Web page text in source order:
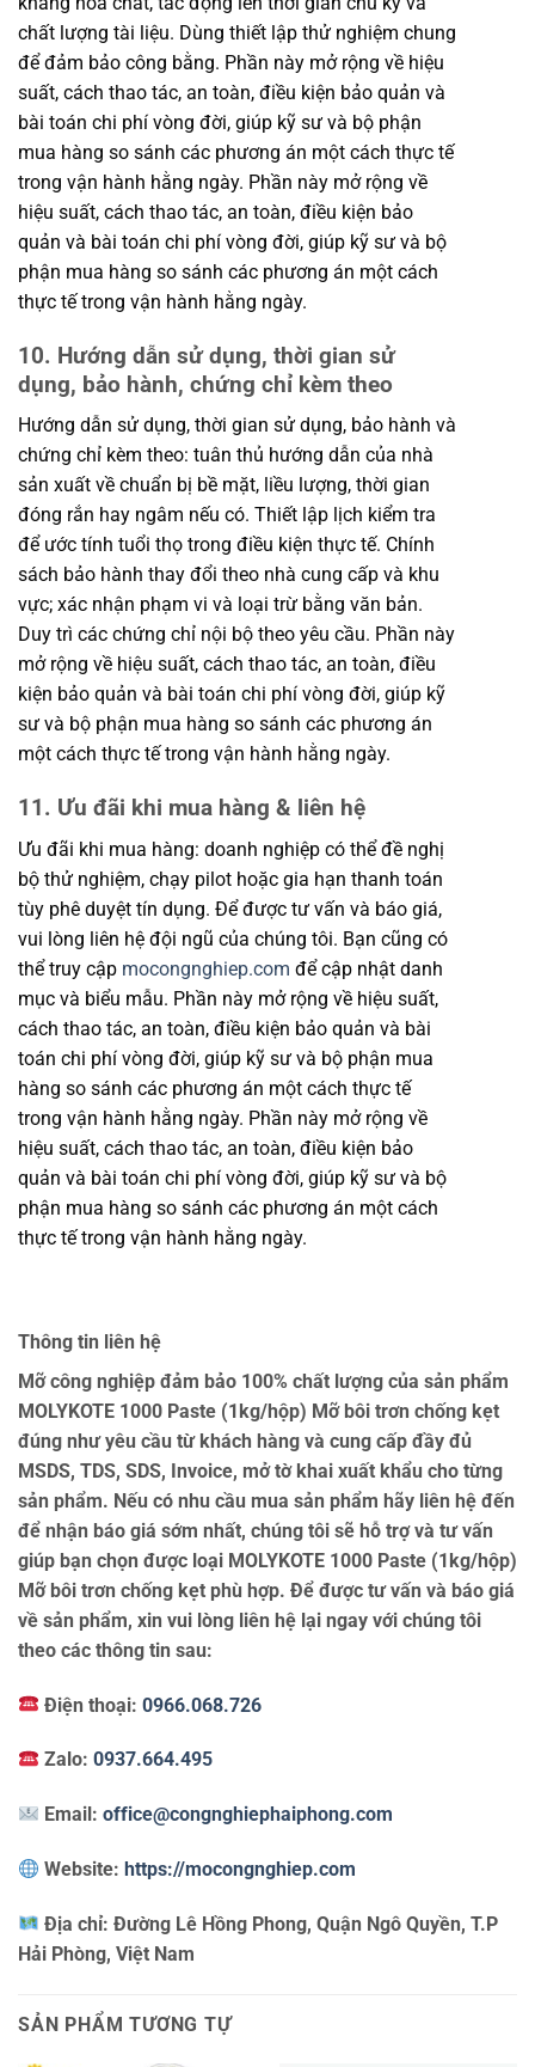
chất lượng tài liệu. Dùng thiết lập thử nghiệm chung
để đảm bảo công bằng. Phần này mở rộng về hiệu
suất, cách thao tác, an toàn, điều kiện bảo quản và
bài toán chi phí vòng đời, giúp kỹ sư và bộ phận
mua hàng so sánh các phương án một cách thực tế
trong vận hành hằng ngày. Phần này mở rộng về
hiệu suất, cách thao tác, an toàn, điều kiện bảo
quản và bài toán chi phí vòng đời, giúp kỹ sư và bộ
phận mua hàng so sánh các phương án một cách
thực tế trong vận hành hằng ngày.
10. Hướng dẫn sử dụng, thời gian sử
dụng, bảo hành, chứng chỉ kèm theo
Hướng dẫn sử dụng, thời gian sử dụng, bảo hành và
chứng chỉ kèm theo: tuân thủ hướng dẫn của nhà
sản xuất về chuẩn bị bề mặt, liều lượng, thời gian
đóng rắn hay ngâm nếu có. Thiết lập lịch kiểm tra
để ước tính tuổi thọ trong điều kiện thực tế. Chính
sách bảo hành thay đổi theo nhà cung cấp và khu
vực; xác nhận phạm vi và loại trừ bằng văn bản.
Duy trì các chứng chỉ nội bộ theo yêu cầu. Phần này
mở rộng về hiệu suất, cách thao tác, an toàn, điều
kiện bảo quản và bài toán chi phí vòng đời, giúp kỹ
sư và bộ phận mua hàng so sánh các phương án
một cách thực tế trong vận hành hằng ngày.
11. Ưu đãi khi mua hàng & liên hệ
Ưu đãi khi mua hàng: doanh nghiệp có thể đề nghị
bộ thử nghiệm, chạy pilot hoặc gia hạn thanh toán
tùy phê duyệt tín dụng. Để được tư vấn và báo giá,
vui lòng liên hệ đội ngũ của chúng tôi. Bạn cũng có
thể truy cập mocongnghiep.com để cập nhật danh
mục và biểu mẫu. Phần này mở rộng về hiệu suất,
cách thao tác, an toàn, điều kiện bảo quản và bài
toán chi phí vòng đời, giúp kỹ sư và bộ phận mua
hàng so sánh các phương án một cách thực tế
trong vận hành hằng ngày. Phần này mở rộng về
hiệu suất, cách thao tác, an toàn, điều kiện bảo
quản và bài toán chi phí vòng đời, giúp kỹ sư và bộ
phận mua hàng so sánh các phương án một cách
thực tế trong vận hành hằng ngày.
Thông tin liên hệ
Mỡ công nghiệp đảm bảo 100% chất lượng của sản phẩm
MOLYKOTE 1000 Paste (1kg/hộp) Mỡ bôi trơn chống kẹt
đúng như yêu cầu từ khách hàng và cung cấp đầy đủ
MSDS, TDS, SDS, Invoice, mở tờ khai xuất khẩu cho từng
sản phẩm. Nếu có nhu cầu mua sản phẩm hãy liên hệ đến
để nhận báo giá sớm nhất, chúng tôi sẽ hỗ trợ và tư vấn
giúp bạn chọn được loại MOLYKOTE 1000 Paste (1kg/hộp)
Mỡ bôi trơn chống kẹt phù hợp. Để được tư vấn và báo giá
về sản phẩm, xin vui lòng liên hệ lại ngay với chúng tôi
theo các thông tin sau:
Điện thoại:0966.068.726
Zalo:0937.664.495
Email:office@congnghiephaiphong.com
Website:https://mocongnghiep.com
Địa chỉ:Đường Lê Hồng Phong, Quận Ngô Quyền, T.P
Hải Phòng, Việt Nam
SẢN PHẨM TƯƠNG TỰ